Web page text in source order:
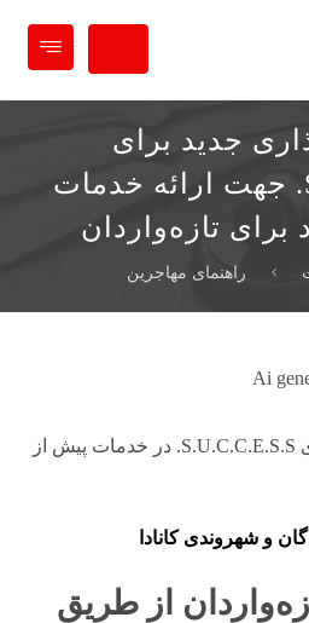
جدید برای
S.U.C.C.E.S.S. جهت ارائه خدمات
برای تازه‌واردان
راهنمای مهاجرین
افزایش سرمایه‌گذاری برای S.U.C.C.E.S.S. در خدمات پیش از
و شهروندی کانادا
از طریق